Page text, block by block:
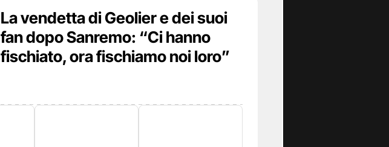
La vendetta di Geolier e dei suoi
fan dopo Sanremo: “Ci hanno
fischiato, ora fischiamo noi loro”